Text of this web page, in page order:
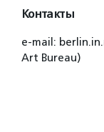
Контакты
e-mail:
Art Bureau)